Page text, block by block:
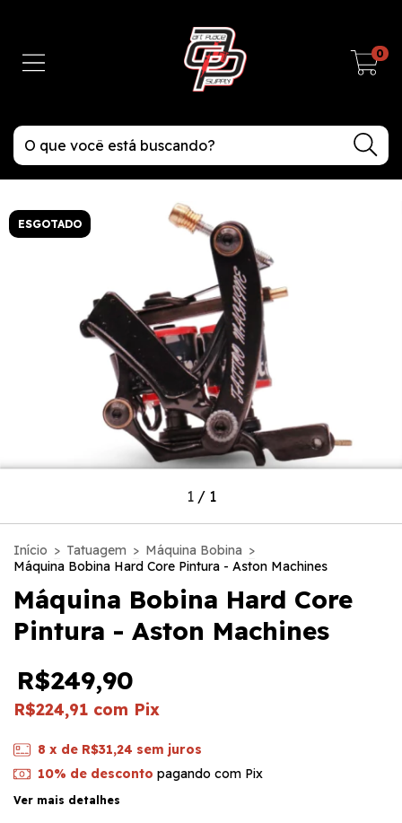
0
ESGOTADO
1/ 1
Início > Tatuagem > Máquina Bobina >
Máquina Bobina Hard Core Pintura - Aston Machines
Máquina Bobina Hard Core
Pintura - Aston Machines
R$249,90
R$224,91 com Pix
8 x de R$31,24 sem juros
10% de desconto pagando com Pix
Ver mais detalhes